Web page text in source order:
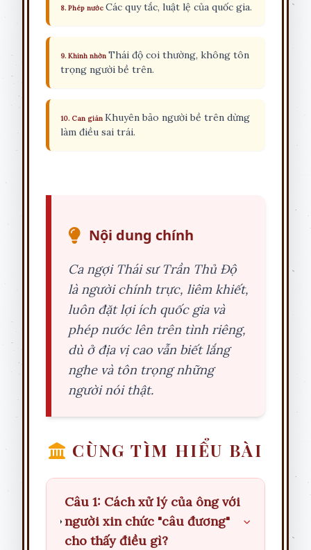
8. Phép nước Các quy tắc, luật lệ của quốc gia.
9. Khinh nhờn Thái độ coi thường, không tôn
trọng người bề trên.
10. Can gián Khuyên bảo người bề trên dừng
làm điều sai trái.
Nội dung chính
Ca ngợi Thái sư Trần Thủ Độ
là người chính trực, liêm khiết,
luôn đặt lợi ích quốc gia và
phép nước lên trên tình riêng,
dù ở địa vị cao vẫn biết lắng
nghe và tôn trọng những
người nói thật.
CÙNG TÌM HIỂU BÀI
Câu 1: Cách xử lý của ông với
người xin chức "câu đương"
cho thấy điều gì?